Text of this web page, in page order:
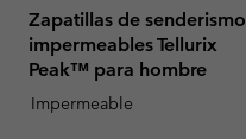
Zapatillas de senderismo
impermeables Tellurix
Peak™ para hombre
Impermeable